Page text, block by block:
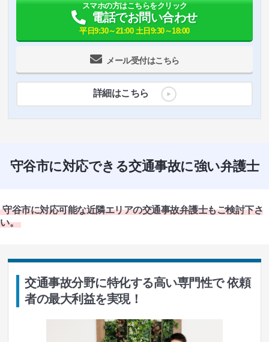
メール受付はこちら
スマホの方はこちらをクリック
電話でお問い合わせ
平日9:30～21:00 土日9:30～18:00
詳細はこちら
守谷市に対応できる交通事故に強い弁護士
守谷市に対応可能な近隣エリアの交通事故弁護士もご検討下さ
い。
交通事故分野に特化する高い専門性で 依頼
者の最大利益を実現！